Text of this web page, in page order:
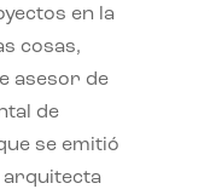
en la
cosas,
asesor de
de
se emitió
arquitecta